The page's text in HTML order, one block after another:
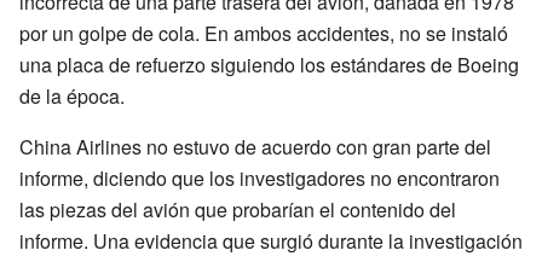
por un golpe de cola. En ambos accidentes, no se instaló
una placa de refuerzo siguiendo los estándares de Boeing
de la época.
China Airlines no estuvo de acuerdo con gran parte del
informe, diciendo que los investigadores no encontraron
las piezas del avión que probarían el contenido del
informe. Una evidencia que surgió durante la investigación